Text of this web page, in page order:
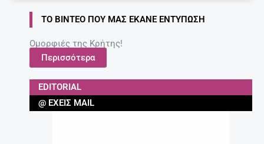
ΤΟ ΒΊΝΤΕΟ ΠΟΥ ΜΑΣ ΈΚΑΝΕ ΕΝΤΎΠΩΣΗ
Ομορφιές της Κρήτης!
Περισσότερα
EDITORIAL
@ ΈΧΕΙΣ MAIL